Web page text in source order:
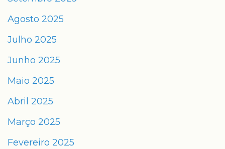
Agosto 2025
Julho 2025
Junho 2025
Maio 2025
Abril 2025
Março 2025
Fevereiro 2025